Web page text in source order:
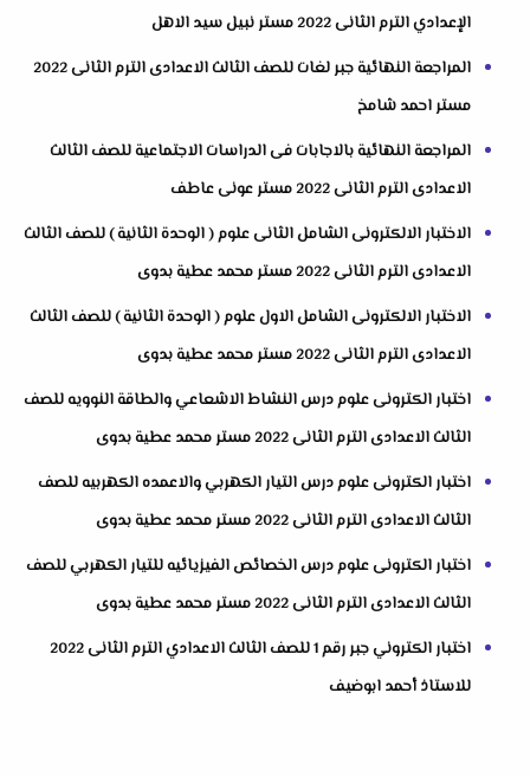
الإعدادي الترم الثانى 2022 مستر نبيل سيد الاهل
المراجعة النهائية جبر لغات للصف الثالث الاعدادى الترم الثانى 2022
مستر احمد شامخ
المراجعة النهائية بالاجابات فى الدراسات الاجتماعية للصف الثالث
الاعدادى الترم الثانى 2022 مستر عونى عاطف
الاختبار الالكترونى الشامل الثانى علوم ( الوحدة الثانية ) للصف الثالث
الاعدادى الترم الثانى 2022 مستر محمد عطية بدوى
الاختبار الالكترونى الشامل الاول علوم ( الوحدة الثانية ) للصف الثالث
الاعدادى الترم الثانى 2022 مستر محمد عطية بدوى
اختبار الكترونى علوم درس النشاط الاشعاعي والطاقة النوويه للصف
الثالث الاعدادى الترم الثانى 2022 مستر محمد عطية بدوى
اختبار الكترونى علوم درس التيار الكهربي والاعمده الكهربيه للصف
الثالث الاعدادى الترم الثانى 2022 مستر محمد عطية بدوى
اختبار الكترونى علوم درس الخصائص الفيزيائيه للتيار الكهربي للصف
الثالث الاعدادى الترم الثانى 2022 مستر محمد عطية بدوى
اختبار الكتروني جبر رقم 1 للصف الثالث الاعدادي الترم الثانى 2022
للاستاذ أحمد ابوضيف